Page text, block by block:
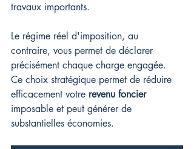
travaux importants.
Le régime réel d'imposition, au
contraire, vous permet de déclarer
précisément chaque charge engagée.
Ce choix stratégique permet de réduire
efficacement votre revenu foncier
imposable et peut générer de
substantielles économies.